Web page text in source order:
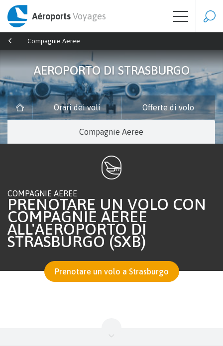
AéroportsVoyages
Compagnie Aeree
AEROPORTO DI STRASBURGO
Orari dei voli Offerte di volo
Compagnie Aeree
COMPAGNIE AEREE
PRENOTARE UN VOLO CON
COMPAGNIE AEREE
ALL'AEROPORTO DI
STRASBURGO (SXB)
Prenotare un volo a Strasburgo